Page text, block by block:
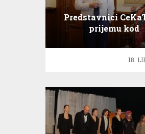
Predstavnici
prijemu kod
gradonačelnika
18.